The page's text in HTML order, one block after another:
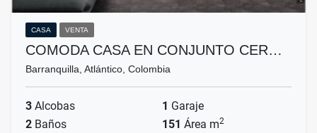
CASA VENTA
COMODA CASA EN CONJUNTO CER…
Barranquilla, Atlántico, Colombia
3 Alcobas 1 Garaje
2 Baños 151 Área m2